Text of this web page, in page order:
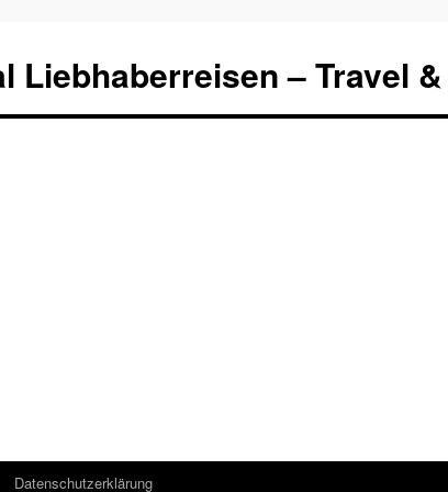
Liebhaberreisen – Travel
Datenschutzerklärung